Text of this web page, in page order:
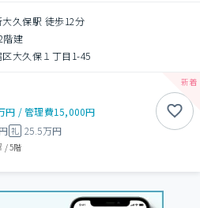
久保駅 徒歩12分
階建
大久保１丁目1-45
円 /管理費15,000円
礼 25.5万円
/5階